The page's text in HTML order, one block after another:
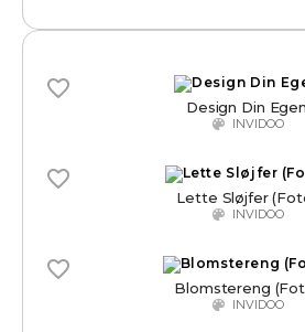
Design Din Egen
INVIDOO
Lette Sløjfer
INVIDOO
Blomstereng
INVIDOO